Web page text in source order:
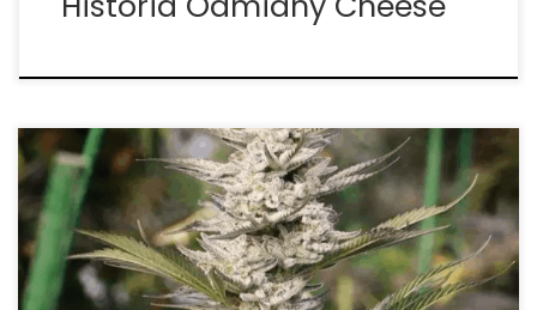
Mówiąc o marihuanie Haze, zwykle przychodzi na
myśl kilka nazw, z których wszystkie są klasykami
sceny, które w tamtym czasie stanowiły prawdziwą
rewolucję zarówno z punktu widzenia hodowli, jak i